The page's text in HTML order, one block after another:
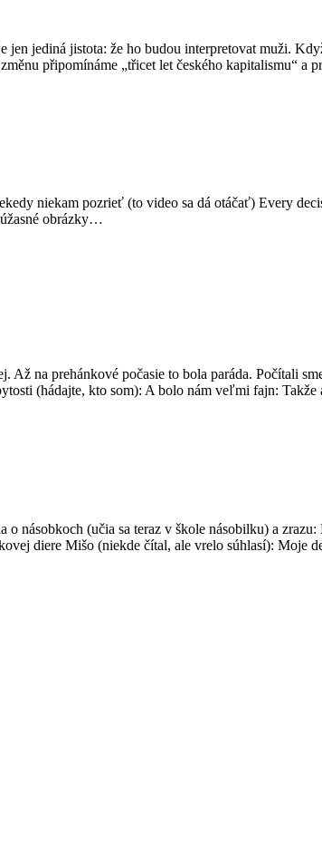
jediná jistota: že ho budou interpretovat muži.
připomínáme „třicet let českého kapitalismu“ a
niekam pozrieť (to video sa dá otáčať) Every
obrázky…
na prehánkové počasie to bola paráda. Počítali
(hádajte, kto som): A bolo nám veľmi fajn: Takže
násobkoch (učia sa teraz v škole násobilku) a
diere Mišo (niekde čítal, ale vrelo súhlasí): Moje